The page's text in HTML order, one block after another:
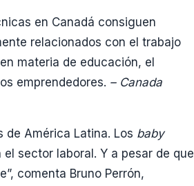
en Canadá consiguen
relacionados con el trabajo
materia de educación, el
emprendedores. – Canada
de América Latina. Los baby
sector laboral. Y a pesar de que
comenta Bruno Perrón,